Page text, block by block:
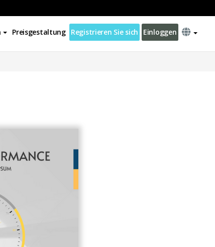
Preisgestaltung Registrieren Sie sich Einloggen